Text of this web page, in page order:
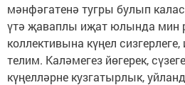
мәнфәгатенә тугры булып
үтә җаваплы иҗат юлында мин
коллективына күңел
телим. Каләмегез йөгерек,
күңелләрне кузгатырлык,